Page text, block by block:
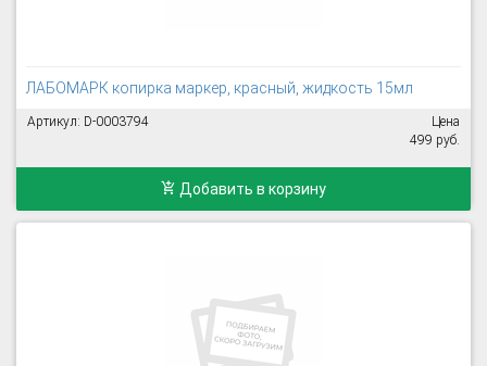
ЛАБОМАРК копирка маркер, красный, жидкость 15мл
Артикул: D-0003794
Цена
499 руб.
Добавить в корзину